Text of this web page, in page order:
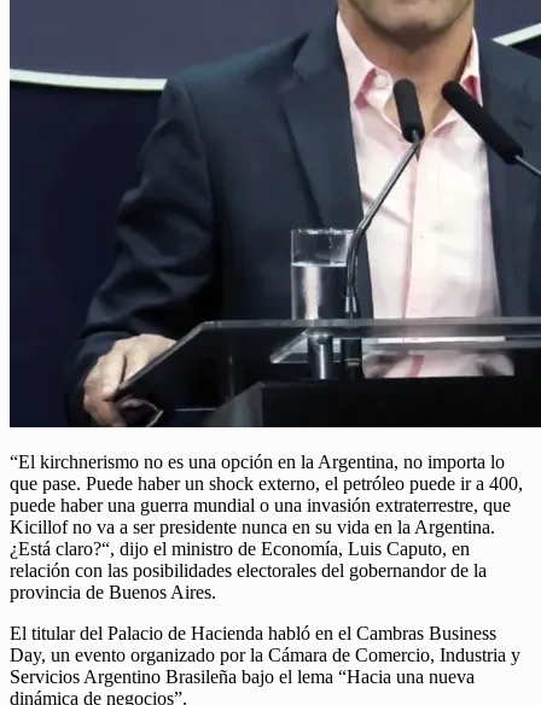
“El kirchnerismo no es una opción en la Argentina, no importa lo
que pase. Puede haber un shock externo, el petróleo puede ir a 400,
puede haber una guerra mundial o una invasión extraterrestre, que
Kicillof no va a ser presidente nunca en su vida en la Argentina.
¿Está claro?“, dijo el ministro de Economía, Luis Caputo, en
relación con las posibilidades electorales del gobernandor de la
provincia de Buenos Aires.
El titular del Palacio de Hacienda habló en el Cambras Business
Day, un evento organizado por la Cámara de Comercio, Industria y
Servicios Argentino Brasileña bajo el lema “Hacia una nueva
dinámica de negocios”.